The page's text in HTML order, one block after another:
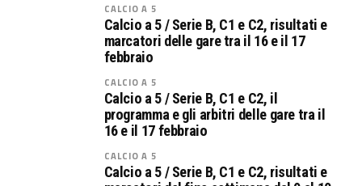
CALCIO A 5
Calcio a 5 / Serie B, C1 e C2, risultati e
marcatori delle gare tra il 16 e il 17
febbraio
CALCIO A 5
Calcio a 5 / Serie B, C1 e C2, il
programma e gli arbitri delle gare tra il
16 e il 17 febbraio
CALCIO A 5
Calcio a 5 / Serie B, C1 e C2, risultati e